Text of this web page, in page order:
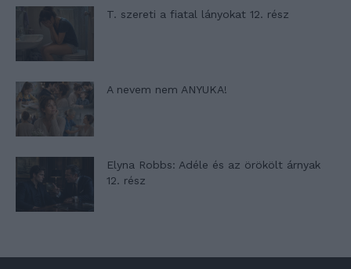
T. szereti a fiatal lányokat 12. rész
A nevem nem ANYUKA!
Elyna Robbs: Adéle és az örökölt árnyak
12. rész